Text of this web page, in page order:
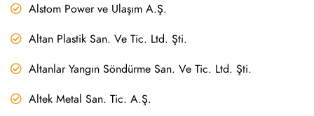
Alstom Power ve Ulaşım A.Ş.
Altan Plastik San. Ve Tic. Ltd. Şti.
Altanlar Yangın Söndürme San. Ve Tic. Ltd. Şti.
Altek Metal San. Tic. A.Ş.